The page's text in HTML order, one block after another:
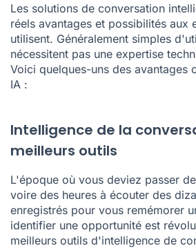
Les solutions de conversation
réels avantages et possibilités aux
utilisent. Généralement simples
nécessitent pas une expertise
Voici quelques-uns des avantages
IA :
Intelligence de la
meilleurs outils
L'époque où vous deviez passer
voire des heures à écouter des
enregistrés pour vous remémorer
identifier une opportunité est
meilleurs outils d'intelligence de